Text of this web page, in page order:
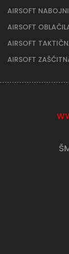
AIRSOFT
AIRSOFT
AIRSOFT
AIRSOFT